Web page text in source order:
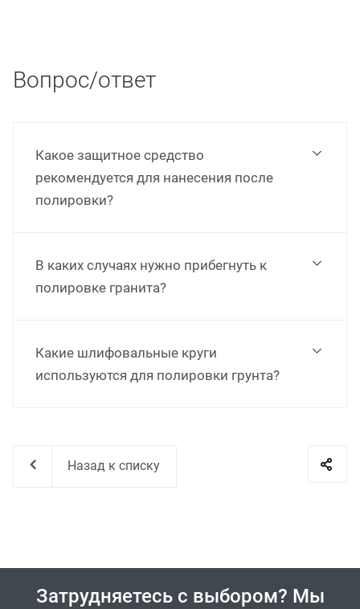
Вопрос/ответ
Какое защитное средство
рекомендуется для нанесения после
полировки?
В каких случаях нужно прибегнуть к
полировке гранита?
Какие шлифовальные круги
используются для полировки грунта?
Назад к списку
Затрудняетесь с выбором? Мы